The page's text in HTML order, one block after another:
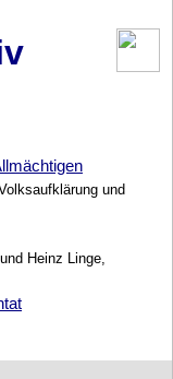
und
Heinz Linge,